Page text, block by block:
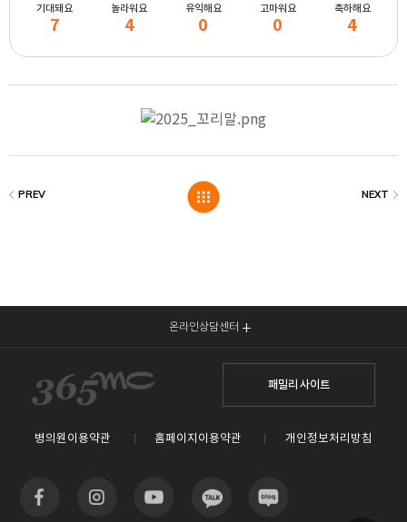
기대돼요
7
놀라워요
4
유익해요
0
고마워요
0
축하해요
4
온라인상담센터
패밀리 사이트
병의원이용약관 홈페이지이용약관 개인정보처리방침